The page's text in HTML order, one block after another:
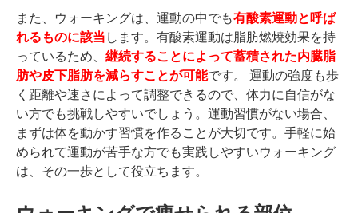
また、ウォーキングは、運動の中でも有酸素運動と呼ば
れるものに該当します。有酸素運動は脂肪燃焼効果を持
っているため、 継続することによって蓄積された内臓脂
肪や皮下脂肪を減らすことが可能です。 運動の強度も歩
く距離や速さによって調整できるので、体力に自信がな
い方でも挑戦しやすいでしょう。運動習慣がない場合、
まずは体を動かす習慣を作ることが大切です。手軽に始
められて運動が苦手な方でも実践しやすいウォーキング
は、その一歩として役立ちます。